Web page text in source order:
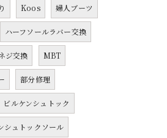
Koos 婦人ブーツ
ハーフソールラバー交換
ジ交換 MBT
部分修理
ビルケンシュトック
シュトックソール